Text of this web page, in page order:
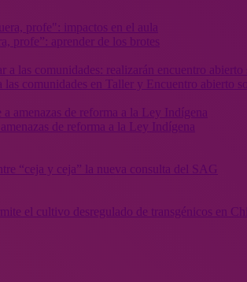
profe”: aprender de los brotes
comunidades en Taller y Encuentro abierto
de reforma a la Ley Indígena
“ceja y ceja” la nueva consulta del SAG
el cultivo desregulado de transgénicos en